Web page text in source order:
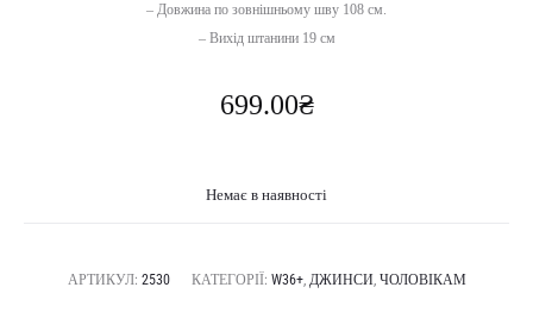
– Довжина по зовнішньому шву 108 см.
– Вихід штанини 19 см
699.00₴
Немає в наявності
АРТИКУЛ: 2530 КАТЕГОРІЇ: W36+, ДЖИНСИ, ЧОЛОВІКАМ